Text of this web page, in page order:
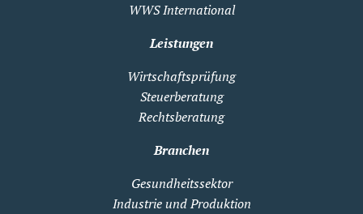
WWS International
Leistungen
Wirtschaftsprüfung
Steuerberatung
Rechtsberatung
Branchen
Gesundheitssektor
Industrie und Produktion